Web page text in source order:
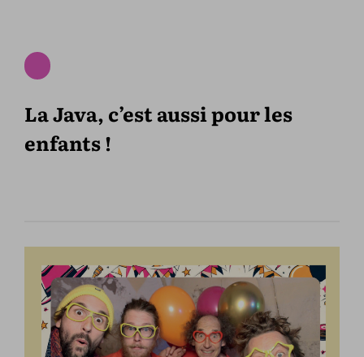
La Java, c’est aussi pour les
enfants !